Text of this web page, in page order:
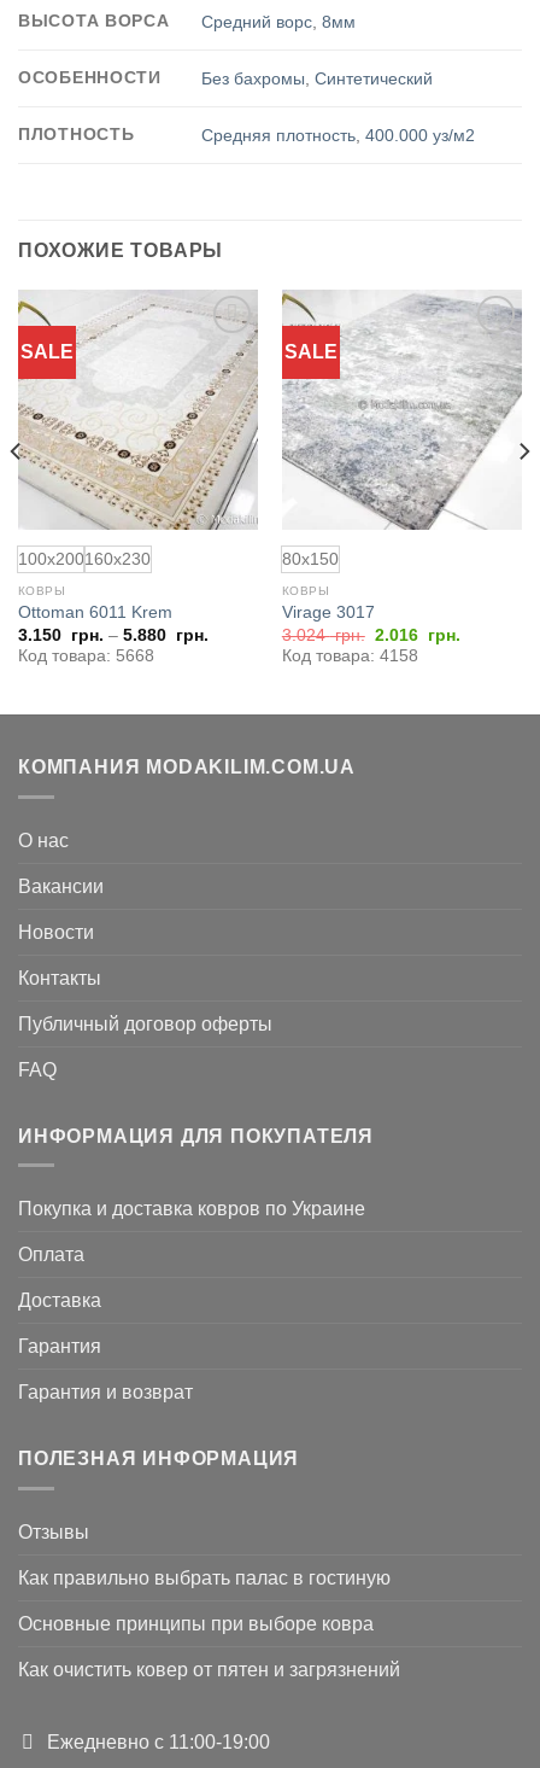
ВЫСОТА ВОРСА Средний ворс ,8мм
ОСОБЕННОСТИ Без бахромы ,Синтетический
ПЛОТНОСТЬ Средняя плотность ,400.000 уз/м2
ПОХОЖИЕ ТОВАРЫ
SALE
Добавить
в
избранное
100x200160x230
КОВРЫ
Ottoman 6011 Krem
3.150 грн. – 5.880 грн.
Код товара: 5668
SALE
Добавить
в
избранное
80x150
КОВРЫ
Virage 3017
3.024грн. Первоначальная
цена
составляла
2.016 грн.
Код товара: 4158
КОМПАНИЯ MODAKILIM.COM.UA
О нас
Вакансии
Новости
Контакты
Публичный договор оферты
FAQ
ИНФОРМАЦИЯ ДЛЯ ПОКУПАТЕЛЯ
Покупка и доставка ковров по Украине
Оплата
Доставка
Гарантия
Гарантия и возврат
ПОЛЕЗНАЯ ИНФОРМАЦИЯ
Отзывы
Как правильно выбрать палас в гостиную
Основные принципы при выборе ковра
Как очистить ковер от пятен и загрязнений
Ежедневно с 11:00-19:00